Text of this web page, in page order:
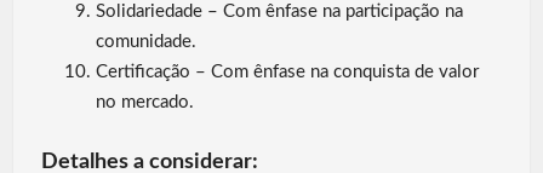
Solidariedade – Com ênfase na participação na
comunidade.
Certificação – Com ênfase na conquista de valor
no mercado.
Detalhes a considerar: